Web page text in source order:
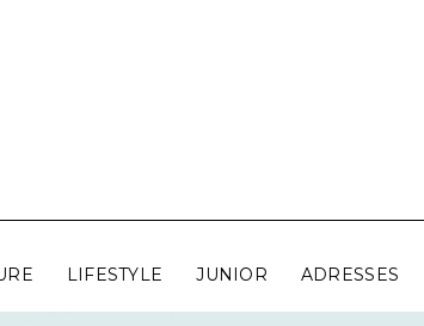
LIFESTYLE JUNIOR ADRESSES